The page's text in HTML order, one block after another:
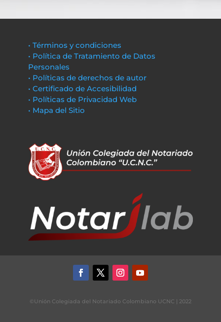
• Términos y condiciones
• Política de Tratamiento de Datos
Personales
• Políticas de derechos de autor
• Certificado de Accesibilidad
• Políticas de Privacidad Web
• Mapa del Sitio
©Unión Colegiada del Notariado Colombiano UCNC | 2022